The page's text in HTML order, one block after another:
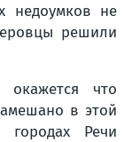
недоумков не
решили
окажется что
в этой
Речи